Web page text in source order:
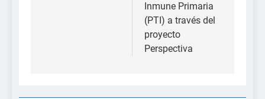
Inmune Primaria
(PTI) a través del
proyecto
Perspectiva